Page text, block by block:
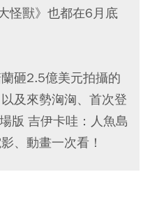
怪獸》也都在6月底
砸2.5億美元拍攝的
及來勢洶洶、首次登
版 吉伊卡哇：人魚島
、動畫一次看！